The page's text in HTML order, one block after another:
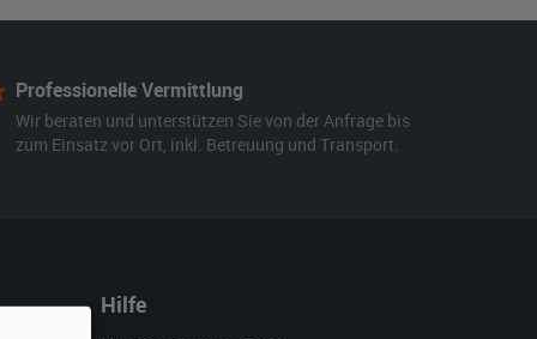
Professionelle Vermittlung
Wir beraten und unterstützen Sie von der Anfrage bis
zum Einsatz vor Ort, inkl. Betreuung und Transport.
Hilfe